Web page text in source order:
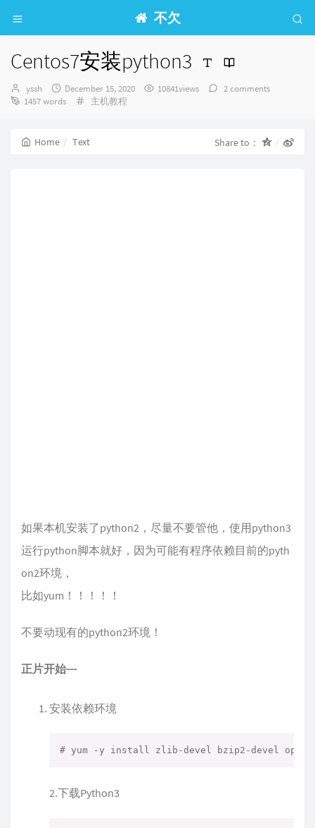
不欠
Centos7安装python3
Author：
yssh
发
布
December 15, 2020 10841views
2 comments
1457 words
Categories：
主机教程
Home Text Share to：
如果本机安装了python2，尽量不要管他，使用python3
运行python脚本就好，因为可能有程序依赖目前的pyth
on2环境，
比如yum！！！！！
不要动现有的python2环境！
正片开始---
安装依赖环境
# yum -y install zlib-devel bzip2-devel
2.下载Python3